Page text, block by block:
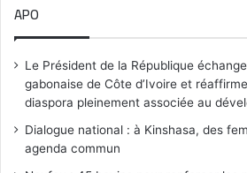
APO
Le Président de la République
gabonaise de Côte d’Ivoire et
diaspora pleinement associée au
Dialogue national : à Kinshasa, des
agenda commun